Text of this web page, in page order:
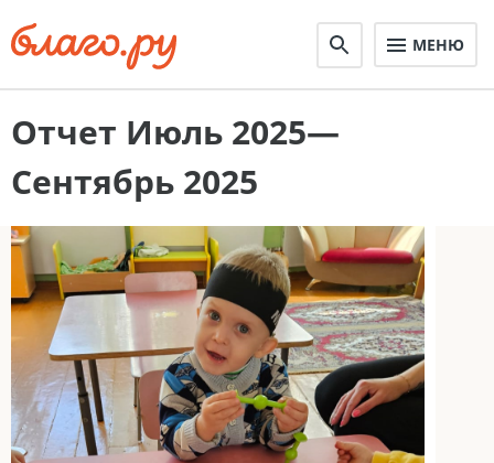
МЕНЮ
Отчет Июль 2025—
Сентябрь 2025